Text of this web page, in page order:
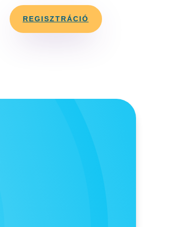
REGISZTRÁCIÓ